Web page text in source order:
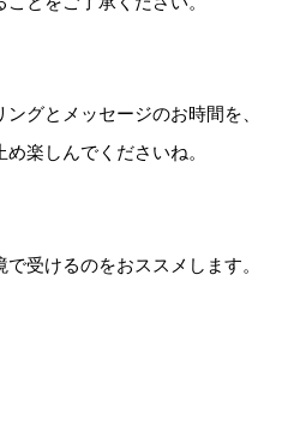
グとメッセージのお時間を、
楽しんでくださいね。
受けるのをおススメします。